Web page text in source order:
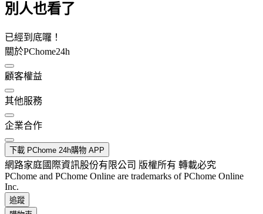
別人也看了
已經到底囉！
關於PChome24h
顧客權益
其他服務
企業合作
下載 PChome 24h購物 APP
網路家庭國際資訊股份有限公司 版權所有 轉載必究
PChome and PChome Online are trademarks of PChome Online
Inc.
追蹤